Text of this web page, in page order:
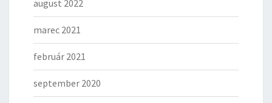
august 2022
marec 2021
február 2021
september 2020